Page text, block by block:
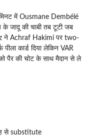
में Ousmane Dembélé
जादू की चाबी तब टूटी जब
ने Achraf Hakimi पर two-
कार्ड दिया लेकिन VAR
पैर की चोट के साथ मैदान से ले
से substitute